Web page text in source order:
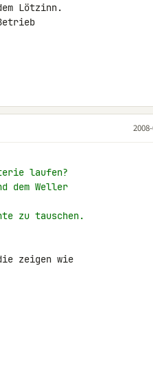
Lötzinn.
laufen?
dem Weller
zu tauschen.
zeigen wie